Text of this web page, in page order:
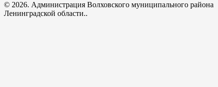
© 2026. Администрация Волховского муниципального района
Ленинградской области..